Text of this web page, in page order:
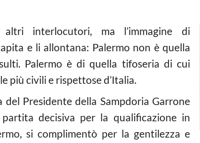
interlocutori, ma l’immagine di
e li allontana: Palermo non è quella
Palermo è di quella tifoseria di cui
più civili e rispettose d’Italia.
Presidente della Sampdoria Garrone
decisiva per la qualificazione in
si complimentò per la gentilezza e